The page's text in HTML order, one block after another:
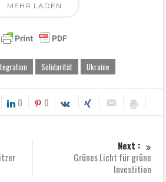
MEHR LADEN
Solidarität Ukraine
0 0
Next :
Grünes Licht für grüne
Investition